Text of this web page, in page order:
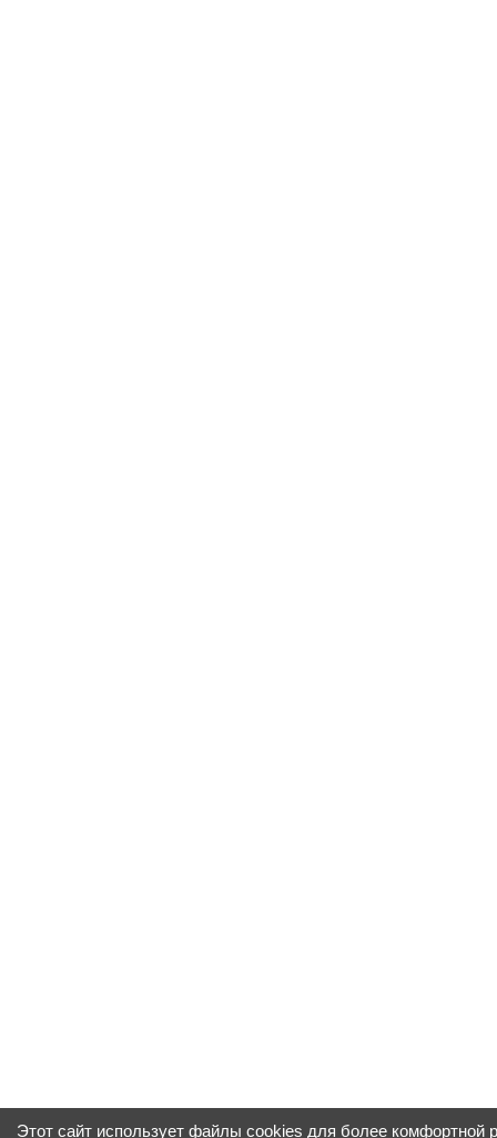
Этот сайт использует файлы cookies для более комфортной